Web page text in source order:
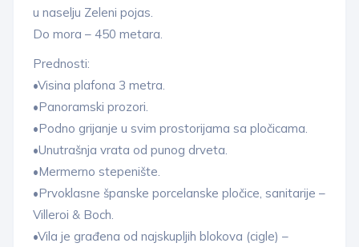
u naselju Zeleni pojas.
Do mora – 450 metara.
Prednosti:
•Visina plafona 3 metra.
•Panoramski prozori.
•Podno grijanje u svim prostorijama sa pločicama.
•Unutrašnja vrata od punog drveta.
•Mermerno stepenište.
•Prvoklasne španske porcelanske pločice, sanitarije –
Villeroi & Boch.
•Vila je građena od najskupljih blokova (cigle) –